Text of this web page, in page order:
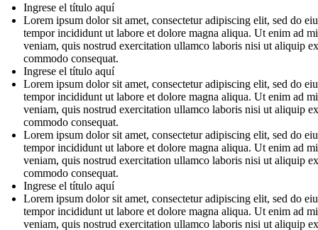
Ingrese el título aquí
Lorem ipsum dolor sit amet, consectetur adipiscing elit, sed do
tempor incididunt ut labore et dolore magna aliqua. Ut enim ad
veniam, quis nostrud exercitation ullamco laboris nisi ut aliquip
commodo consequat.
Ingrese el título aquí
Lorem ipsum dolor sit amet, consectetur adipiscing elit, sed do
tempor incididunt ut labore et dolore magna aliqua. Ut enim ad
veniam, quis nostrud exercitation ullamco laboris nisi ut aliquip
commodo consequat.
Lorem ipsum dolor sit amet, consectetur adipiscing elit, sed do
tempor incididunt ut labore et dolore magna aliqua. Ut enim ad
veniam, quis nostrud exercitation ullamco laboris nisi ut aliquip
commodo consequat.
Ingrese el título aquí
Lorem ipsum dolor sit amet, consectetur adipiscing elit, sed do
tempor incididunt ut labore et dolore magna aliqua. Ut enim ad
veniam, quis nostrud exercitation ullamco laboris nisi ut aliquip